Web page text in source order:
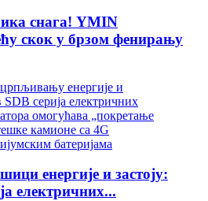
снага! YMIN
скок у брзом фенирању
енергије и застоју:
електричних...